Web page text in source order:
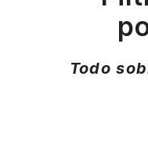
Todo